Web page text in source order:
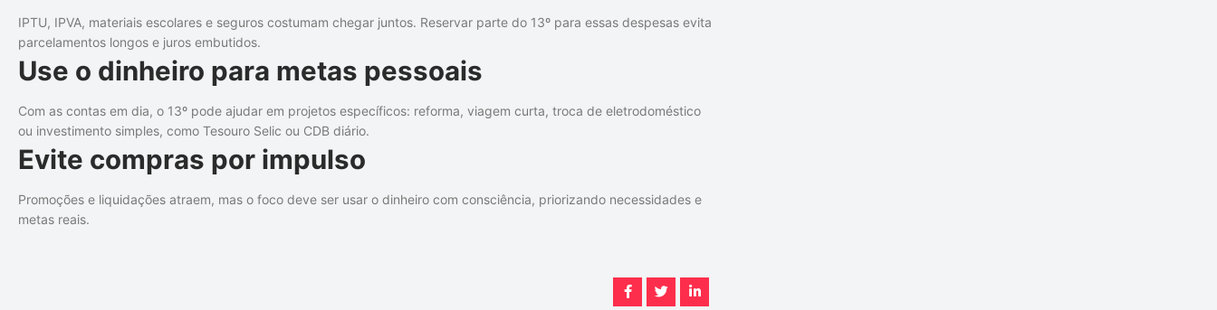
IPTU, IPVA, materiais escolares e seguros costumam chegar juntos. Reservar parte do 13º para essas despesas evita
parcelamentos longos e juros embutidos.
Use o dinheiro para metas pessoais
Com as contas em dia, o 13º pode ajudar em projetos específicos: reforma, viagem curta, troca de eletrodoméstico
ou investimento simples, como Tesouro Selic ou CDB diário.
Evite compras por impulso
Promoções e liquidações atraem, mas o foco deve ser usar o dinheiro com consciência, priorizando necessidades e
metas reais.